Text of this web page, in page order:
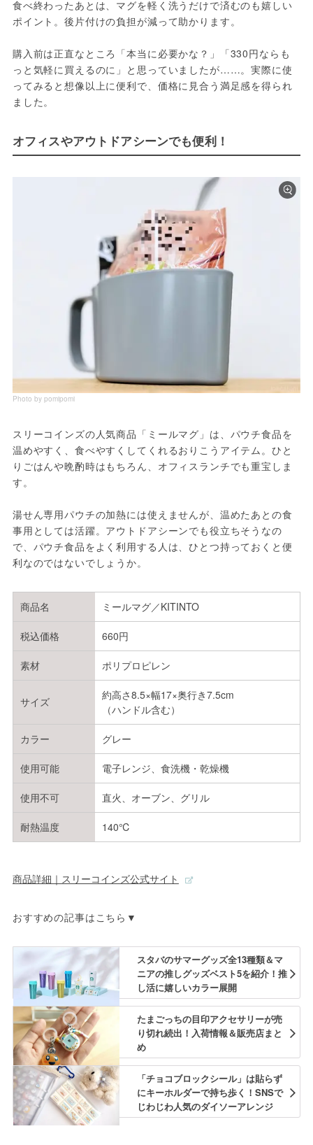
食べ終わったあとは、マグを軽く洗うだけで済むのも嬉しい
ポイント。後片付けの負担が減って助かります。
購入前は正直なところ「本当に必要かな？」「330円ならも
っと気軽に買えるのに」と思っていましたが……。実際に使
ってみると想像以上に便利で、価格に見合う満足感を得られ
ました。
オフィスやアウトドアシーンでも便利！
Photo by pomipomi
スリーコインズの人気商品「ミールマグ」は、パウチ食品を
温めやすく、食べやすくしてくれるおりこうアイテム。ひと
りごはんや晩酌時はもちろん、オフィスランチでも重宝しま
す。
湯せん専用パウチの加熱には使えませんが、温めたあとの食
事用としては活躍。アウトドアシーンでも役立ちそうなの
で、パウチ食品をよく利用する人は、ひとつ持っておくと便
利なのではないでしょうか。
商品名 ミールマグ／KITINTO
税込価格 660円
素材 ポリプロピレン
サイズ
約高さ8.5×幅17×奥行き7.5cm
（ハンドル含む）
カラー グレー
使用可能 電子レンジ、食洗機・乾燥機
使用不可 直火、オーブン、グリル
耐熱温度 140℃
商品詳細｜スリーコインズ公式サイト
おすすめの記事はこちら▼
スタバのサマーグッズ全13種類＆マ
ニアの推しグッズベスト5を紹介！推
し活に嬉しいカラー展開
たまごっちの目印アクセサリーが売
り切れ続出！入荷情報＆販売店まと
め
「チョコブロックシール」は貼らず
にキーホルダーで持ち歩く！SNSで
じわじわ人気のダイソーアレンジ